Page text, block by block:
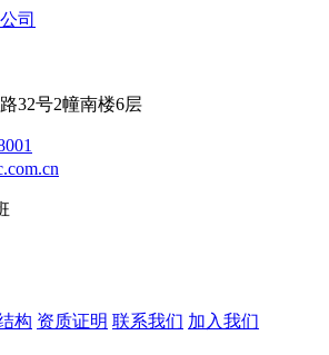
32号2幢南楼6层
构 资质证明 联系我们 加入我们